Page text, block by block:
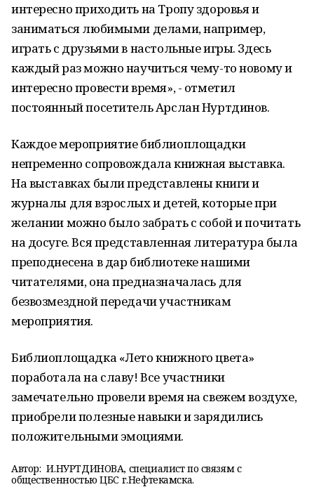
интересно приходить на Тропу здоровья и
заниматься любимыми делами, например,
играть с друзьями в настольные игры. Здесь
каждый раз можно научиться чему-то новому и
интересно провести время», - отметил
постоянный посетитель Арслан Нуртдинов.
Каждое мероприятие библиоплощадки
непременно сопровождала книжная выставка.
На выставках были представлены книги и
журналы для взрослых и детей, которые при
желании можно было забрать с собой и почитать
на досуге. Вся представленная литература была
преподнесена в дар библиотеке нашими
читателями, она предназначалась для
безвозмездной передачи участникам
мероприятия.
Библиоплощадка «Лето книжного цвета»
поработала на славу! Все участники
замечательно провели время на свежем воздухе,
приобрели полезные навыки и зарядились
положительными эмоциями.
Автор: И.НУРТДИНОВА, специалист по связям с
общественностью ЦБС г.Нефтекамска.